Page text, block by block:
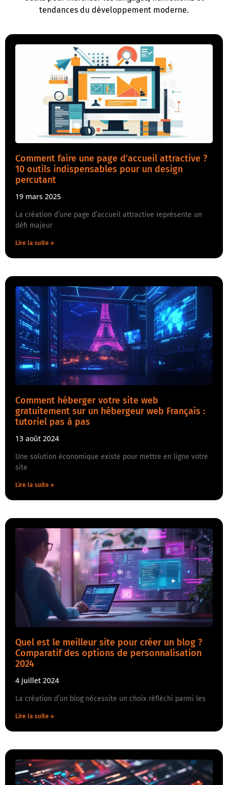
tendances du développement moderne.
Comment faire une page d’accueil attractive ?
10 outils indispensables pour un design
percutant
19 mars 2025
La création d’une page d’accueil attractive représente un
défi majeur
Lire la suite »
Comment héberger votre site web
gratuitement sur un hébergeur web Français :
tutoriel pas à pas
13 août 2024
Une solution économique existe pour mettre en ligne votre
site
Lire la suite »
Quel est le meilleur site pour créer un blog ?
Comparatif des options de personnalisation
2024
4 juillet 2024
La création d’un blog nécessite un choix réfléchi parmi les
Lire la suite »